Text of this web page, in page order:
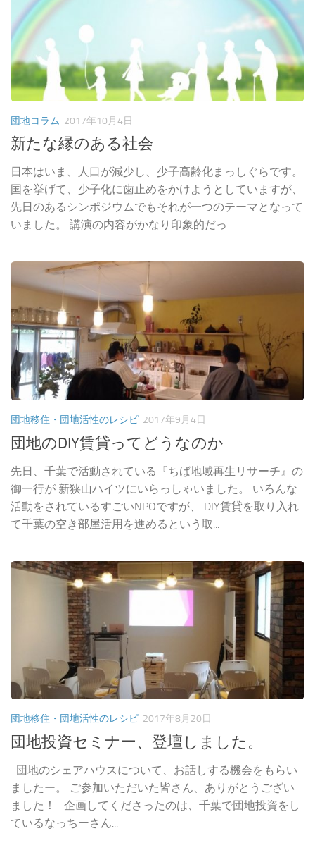
団地コラム 2017年10月4日
新たな縁のある社会
日本はいま、人口が減少し、少子高齢化まっしぐらです。
国を挙げて、少子化に歯止めをかけようとしていますが、
先日のあるシンポジウムでもそれが一つのテーマとなって
いました。 講演の内容がかなり印象的だっ...
団地移住・団地活性のレシピ 2017年9月4日
団地のDIY賃貸ってどうなのか
先日、千葉で活動されている『ちば地域再生リサーチ』の
御一行が 新狭山ハイツにいらっしゃいました。 いろんな
活動をされているすごいNPOですが、 DIY賃貸を取り入れ
て千葉の空き部屋活用を進めるという取...
団地移住・団地活性のレシピ 2017年8月20日
団地投資セミナー、登壇しました。
団地のシェアハウスについて、お話しする機会をもらい
ましたー。 ご参加いただいた皆さん、ありがとうござい
ました！ 企画してくださったのは、千葉で団地投資をし
ているなっちーさん...